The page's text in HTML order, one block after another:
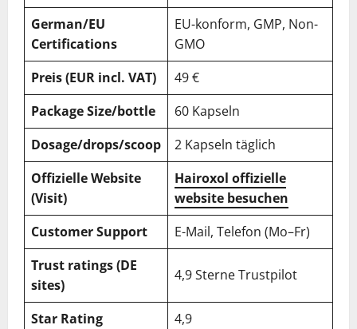
German/EU
Certifications
EU-konform, GMP, Non-
GMO
Preis (EUR incl. VAT)
49 €
Package Size/bottle
60 Kapseln
Dosage/drops/scoop
2 Kapseln täglich
Offizielle Website
(Visit)
Hairoxol offizielle
website besuchen
Customer Support
E-Mail, Telefon (Mo–Fr)
Trust ratings (DE
sites)
4,9 Sterne Trustpilot
Star Rating 4,9